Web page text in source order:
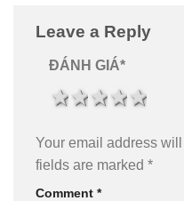
Leave a Reply
ĐÁNH GIÁ*
4 stars
3 stars
2 stars
1 star
Your email address
fields are marked *
Comment *